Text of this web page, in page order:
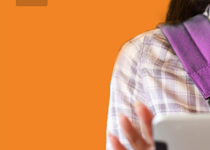
contribuir en su
laboral